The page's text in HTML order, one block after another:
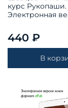
курс Рукопаши.
Электронная
440 ₽
В